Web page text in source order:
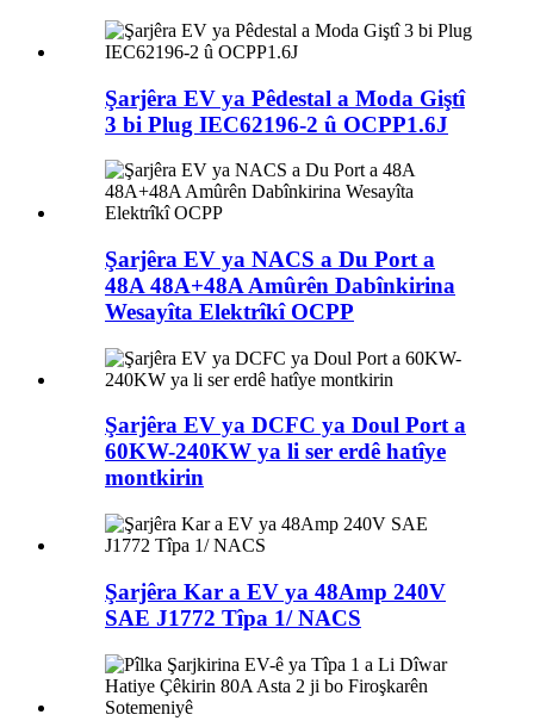
Şarjêra EV ya Pêdestal a Moda Giştî
3 bi Plug IEC62196-2 û OCPP1.6J
Şarjêra EV ya NACS a Du Port a
48A 48A+48A Amûrên Dabînkirina
Wesayîta Elektrîkî OCPP
Şarjêra EV ya DCFC ya Doul Port a
60KW-240KW ya li ser erdê hatîye
montkirin
Şarjêra Kar a EV ya 48Amp 240V
SAE J1772 Tîpa 1/ NACS